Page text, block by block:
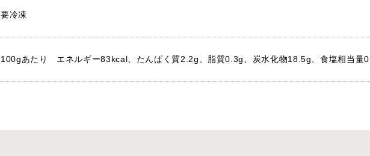
要冷凍
100gあたり エネルギー83kcal、たんぱく質2.2g、脂質0.3g、炭水化物18.5g、食塩相当量